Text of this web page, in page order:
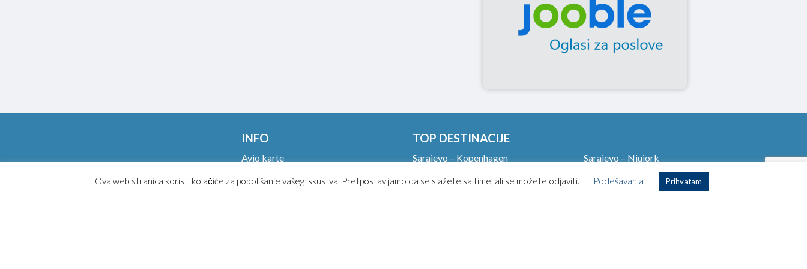
INFO
Avio karte
Ručni prtljag u avionu.
TOP DESTINACIJE
Sarajevo – Kopenhagen
Sarajevo – Havana
Sarajevo – Njujork
Sarajevo – Istanbul
Sarajevo – Amsterdam
Ova web stranica koristi kolačiće za poboljšanje vašeg iskustva. Pretpostavljamo da se slažete sa time, ali se možete odjaviti. Podešavanja Prihvatam